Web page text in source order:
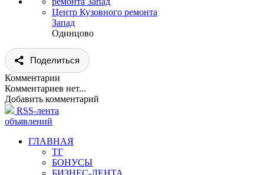
Центр Кузовного ремонта
Запад
Одинцово
Поделиться
Комментарии
Комментариев нет...
Добавить комментарий
RSS-лента
объявлений
ГЛАВНАЯ
ТГ
БОНУСЫ
БИЗНЕС-ЛЕНТА